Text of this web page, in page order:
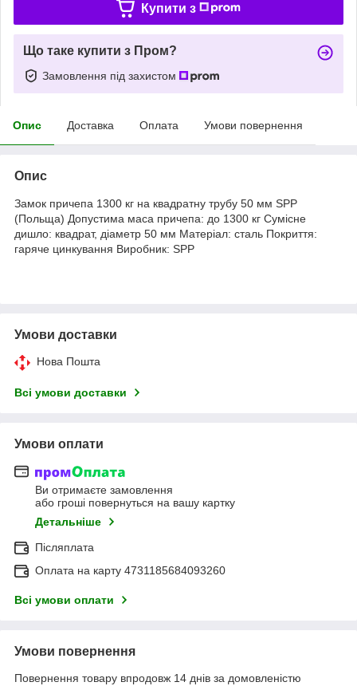
Купити з
Що таке купити з Пром?
Замовлення під захистом
Опис Доставка Оплата Умови повернення
Опис
Замок причепа 1300 кг на квадратну трубу 50 мм SPP
(Польща) Допустима маса причепа: до 1300 кг Сумісне
дишло: квадрат, діаметр 50 мм Матеріал: сталь Покриття:
гаряче цинкування Виробник: SPP
Умови доставки
Нова Пошта
Всі умови доставки
Умови оплати
Ви отримаєте замовлення
або гроші повернуться на вашу картку
Детальніше
Післяплата
Оплата на карту 4731185684093260
Всі умови оплати
Умови повернення
Повернення товару впродовж 14 днів за домовленістю